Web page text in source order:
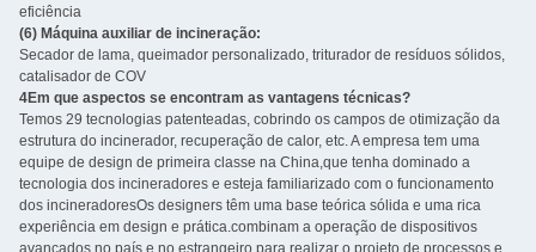
eficiência
(6) Máquina auxiliar de incineração:
Secador de lama, queimador personalizado, triturador de resíduos sólidos,
catalisador de COV
4Em que aspectos se encontram as vantagens técnicas?
Temos 29 tecnologias patenteadas, cobrindo os campos de otimização da
estrutura do incinerador, recuperação de calor, etc. A empresa tem uma
equipe de design de primeira classe na China,que tenha dominado a
tecnologia dos incineradores e esteja familiarizado com o funcionamento
dos incineradoresOs designers têm uma base teórica sólida e uma rica
experiência em design e prática.combinam a operação de dispositivos
avançados no país e no estrangeiro para realizar o projeto de processos e